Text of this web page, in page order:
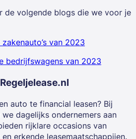
de volgende blogs die we voor je
van 2023
bedrijfswagens van 2023
auto te financial leasen? Bij
we dagelijks ondernemers aan
rijklare occasions van
erkende leasemaatschappijen.